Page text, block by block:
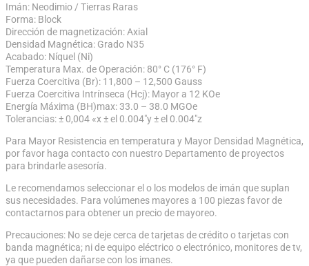
Imán: Neodimio / Tierras Raras
Forma: Block
Dirección de magnetización: Axial
Densidad Magnética: Grado N35
Acabado: Níquel (Ni)
Temperatura Max. de Operación: 80° C (176° F)
Fuerza Coercitiva (Br): 11,800 – 12,500 Gauss
Fuerza Coercitiva Intrínseca (Hcj): Mayor a 12 KOe
Energía Máxima (BH)max: 33.0 – 38.0 MGOe
Tolerancias: ± 0,004 «x ± el 0.004″y ± el 0.004″z
Para Mayor Resistencia en temperatura y Mayor Densidad Magnética,
por favor haga contacto con nuestro Departamento de proyectos
para brindarle asesoría.
Le recomendamos seleccionar el o los modelos de imán que suplan
sus necesidades. Para volúmenes mayores a 100 piezas favor de
contactarnos para obtener un precio de mayoreo.
Precauciones: No se deje cerca de tarjetas de crédito o tarjetas con
banda magnética; ni de equipo eléctrico o electrónico, monitores de tv,
ya que pueden dañarse con los imanes.